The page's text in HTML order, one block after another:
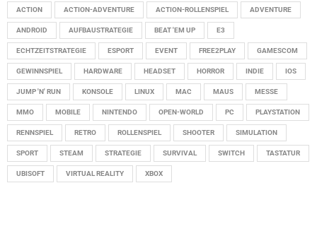
ACTION ACTION-ADVENTURE ACTION-ROLLENSPIEL ADVENTURE
ANDROID AUFBAUSTRATEGIE BEAT 'EM UP E3
ECHTZEITSTRATEGIE ESPORT EVENT FREE2PLAY GAMESCOM
GEWINNSPIEL HARDWARE HEADSET HORROR INDIE IOS
JUMP 'N' RUN KONSOLE LINUX MAC MAUS MESSE
MMO MOBILE NINTENDO OPEN-WORLD PC PLAYSTATION
RENNSPIEL RETRO ROLLENSPIEL SHOOTER SIMULATION
SPORT STEAM STRATEGIE SURVIVAL SWITCH TASTATUR
UBISOFT VIRTUAL REALITY XBOX